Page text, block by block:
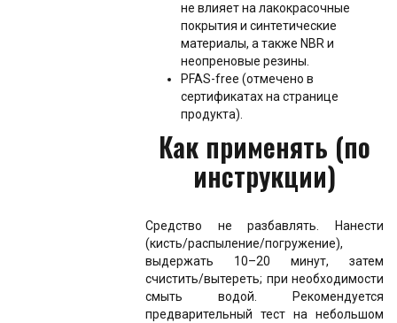
не влияет на лакокрасочные
покрытия и синтетические
материалы, а также NBR и
неопреновые резины.
PFAS-free (отмечено в
сертификатах на странице
продукта).
Как применять (по
инструкции)
Средство не разбавлять. Нанести
(кисть/распыление/погружение),
выдержать 10–20 минут, затем
счистить/вытереть; при необходимости
смыть водой. Рекомендуется
предварительный тест на небольшом